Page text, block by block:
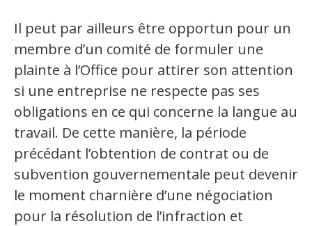
Il peut par ailleurs être opportun pour un
membre d’un comité de formuler une
plainte à l’Office pour attirer son attention
si une entreprise ne respecte pas ses
obligations en ce qui concerne la langue au
travail. De cette manière, la période
précédant l’obtention de contrat ou de
subvention gouvernementale peut devenir
le moment charnière d’une négociation
pour la résolution de l’infraction et